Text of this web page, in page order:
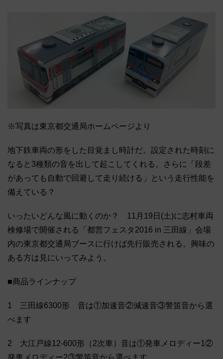
※写真は東京都交通局ホームページより
地下鉄車両の形をした目覚まし時計だ。設定された時刻に
なると3種類の音を出して起こしてくれる。さらに「段差
があっても自動で回避して走り続ける」という走行性能を
備えている？
いったいどんな風に動くのか？ 11月19日(土)に志村車両
検修場で開催される「都営フェスタ2016 in 三田線」会場
内の東京都交通局ブースに行けば先行販売される。興味の
ある方は見にいってみよう。
■商品ラインナップ
1 三田線6300形 音は①加速音②減速音③警笛音から選
べます
2 大江戸線12-600形（2次車）音は①発車メロディー1②